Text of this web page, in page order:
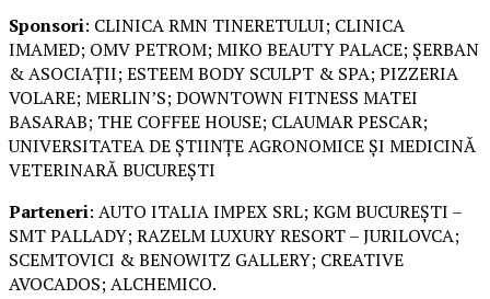
Sponsori: CLINICA RMN TINERETULUI; CLINICA
IMAMED; OMV PETROM; MIKO BEAUTY PALACE; ȘERBAN
& ASOCIAȚII; ESTEEM BODY SCULPT & SPA; PIZZERIA
VOLARE; MERLIN’S; DOWNTOWN FITNESS MATEI
BASARAB; THE COFFEE HOUSE; CLAUMAR PESCAR;
UNIVERSITATEA DE ȘTIINȚE AGRONOMICE ȘI MEDICINĂ
VETERINARĂ BUCUREȘTI
Parteneri: AUTO ITALIA IMPEX SRL; KGM BUCUREȘTI –
SMT PALLADY; RAZELM LUXURY RESORT – JURILOVCA;
SCEMTOVICI & BENOWITZ GALLERY; CREATIVE
AVOCADOS; ALCHEMICO.